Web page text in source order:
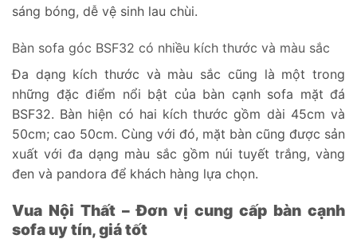
sáng bóng, dễ vệ sinh lau chùi.
Bàn sofa góc BSF32 có nhiều kích thước và màu sắc
Đa dạng kích thước và màu sắc cũng là một trong
những đặc điểm nổi bật của bàn cạnh sofa mặt đá
BSF32. Bàn hiện có hai kích thước gồm dài 45cm và
50cm; cao 50cm. Cùng với đó, mặt bàn cũng được sản
xuất với đa dạng màu sắc gồm núi tuyết trắng, vàng
đen và pandora để khách hàng lựa chọn.
Vua Nội Thất – Đơn vị cung cấp bàn cạnh
sofa uy tín, giá tốt